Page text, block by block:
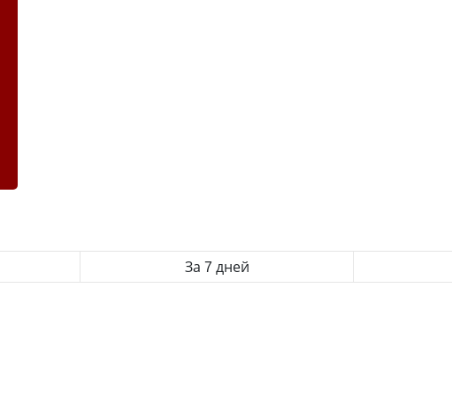
За 7 дней